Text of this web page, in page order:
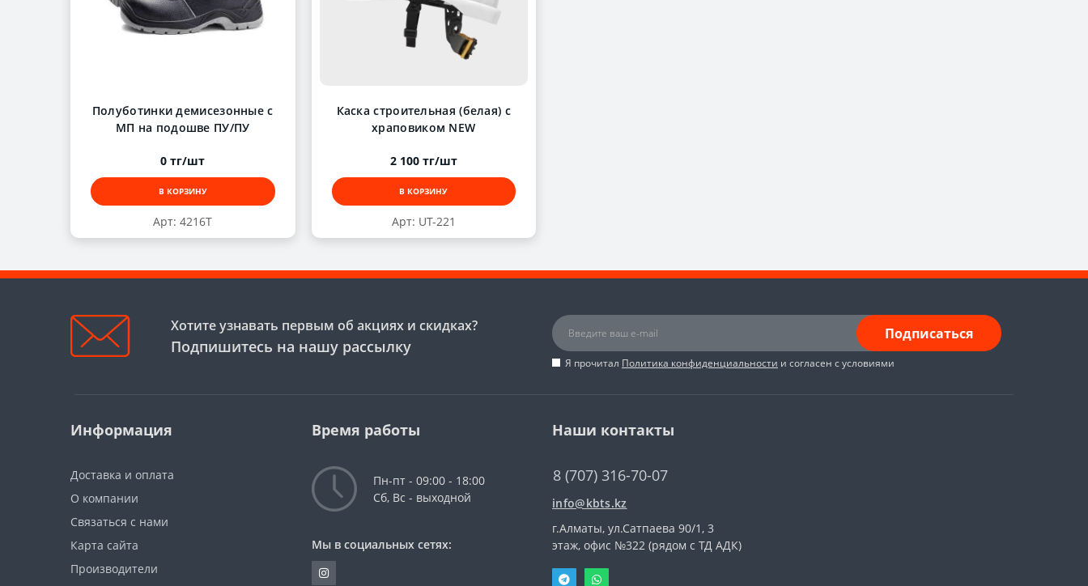
Арт: 4216Т
Полуботинки демисезонные с
МП на подошве ПУ/ПУ
0 тг/шт
В КОРЗИНУ
Арт: UT-221
Каска строительная (белая) с
храповиком NEW
2 100 тг/шт
В КОРЗИНУ
Хотите узнавать первым об акциях и скидках?
Подпишитесь на нашу рассылку
Подписаться
Я прочитал Политика конфиденциальности и согласен с условиями
Информация
Доставка и оплата
О компании
Связаться с нами
Карта сайта
Производители
Время работы
Пн-пт - 09:00 - 18:00
Сб, Вс - выходной
Мы в социальных сетях:
Наши контакты
8 (707) 316-70-07
info@kbts.kz
г.Алматы, ул.Сатпаева 90/1, 3
этаж, офис №322 (рядом с ТД АДК)